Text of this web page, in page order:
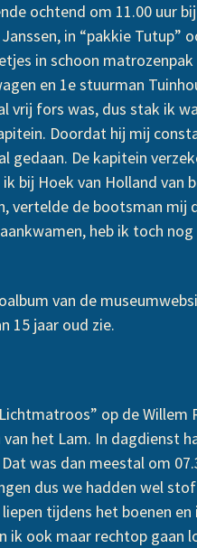
ochtend om 11.00 uur bij
in “pakkie Tutup”
in schoon
en 1e stuurman
vrij fors was, dus stak ik
Doordat hij mij
De kapitein
bij Hoek van Holland van
vertelde de bootsman mij
heb ik toch
van de
15 jaar oud zie.
op de Willem
het Lam. In dagdienst
was dan meestal om
dus we hadden wel
tijdens het boenen en
ook maar rechtop gaan